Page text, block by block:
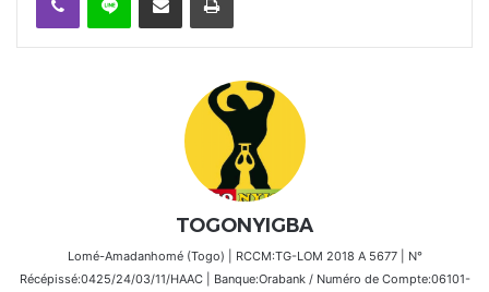
TOGONYIGBA
Lomé-Amadanhomé (Togo) | RCCM:TG-LOM 2018 A 5677 | N°
Récépissé:0425/24/03/11/HAAC | Banque:Orabank / Numéro de Compte:06101-